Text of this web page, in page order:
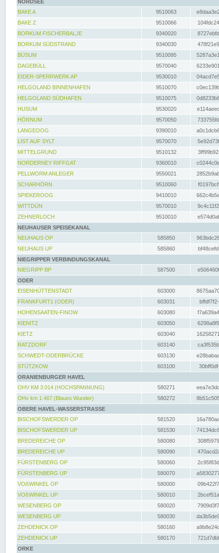
NORDSEE
BAKE A
9510063
BAKE Z
9510066
BORKUM FISCHERBALJE
9340020
BORKUM SÜDSTRAND
9340030
BÜSUM
9510095
DAGEBÜLL
9570040
EIDER-SPERRWERK AP
9530010
HELGOLAND BINNENHAFEN
9510070
HELGOLAND SÜDHAFEN
9510075
HUSUM
9530020
HÖRNUM
9570050
LANGEOOG
9390010
LIST AUF SYLT
9570070
MITTELGRUND
9510132
NORDERNEY RIFFGAT
9360010
PELLWORM ANLEGER
9550021
SCHARHÖRN
9510060
SPIEKEROOG
9410010
WITTDÜN
9570010
ZEHNERLOCH
9510010
NEUHAUSER SPEISEKANAL
NEUHAUS OP
585850
NEUHAUS UP
585860
NIEGRIPPER VERBINDUNGSKANAL
NIEGRIPP BP
587500
ODER
EISENHÜTTENSTADT
603000
FRANKFURT1 (ODER)
603031
HOHENSAATEN-FINOW
603080
KIENITZ
603050
KIETZ
603040
RATZDORF
603140
SCHWEDT-ODERBRÜCKE
603130
STÜTZKOW
603100
ORANIENBURGER HAVEL
OHV KM 3.014 (HOCHSPANNUNG)
580271
OHv km 1.467 (Blaues Wunder)
580272
OBERE HAVEL-WASSERSTRASSE
BISCHOFSWERDER OP
581520
BISCHOFSWERDER UP
581530
BREDEREICHE OP
580080
BREDEREICHE UP
580090
FÜRSTENBERG OP
580060
FÜRSTENBERG UP
580070
VOßWINKEL OP
580000
VOßWINKEL UP
580010
WESENBERG OP
580020
WESENBERG UP
580030
ZEHDENICK OP
580160
ZEHDENICK UP
580170
ORKE